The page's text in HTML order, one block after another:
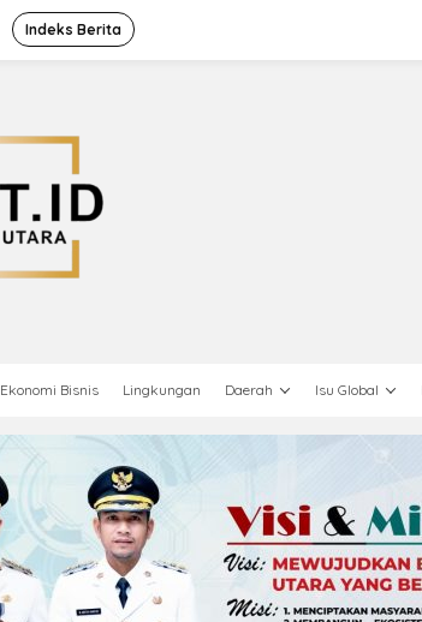
Indeks Berita
Ekonomi Bisnis Lingkungan Daerah Isu Global